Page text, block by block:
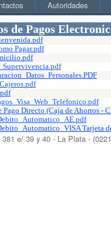
Autoridades
de Pagos
Pagar.pdf
Directo (Caja de Ahorros -
Tarjeta
381 e/ 39 y 40 - La Plata -